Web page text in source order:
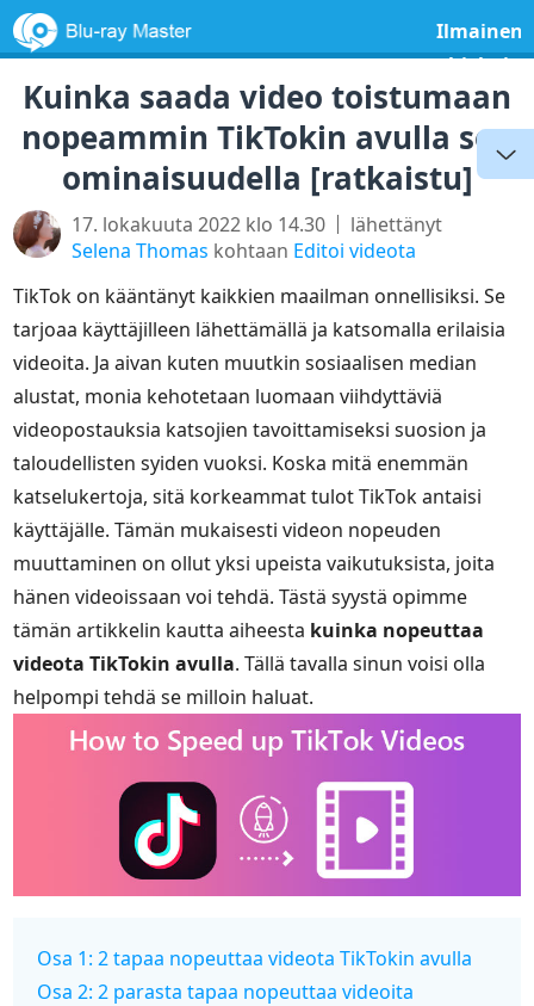
Ilmainen
Kuinka saada video toistumaan
nopeammin TikTokin avulla sen
ominaisuudella [ratkaistu]
17. lokakuuta 2022 klo 14.30
lähettänyt
Selena Thomas kohtaan Editoi videota
TikTok on kääntänyt kaikkien maailman onnellisiksi. Se
tarjoaa käyttäjilleen lähettämällä ja katsomalla erilaisia
videoita. Ja aivan kuten muutkin sosiaalisen median
alustat, monia kehotetaan luomaan viihdyttäviä
videopostauksia katsojien tavoittamiseksi suosion ja
taloudellisten syiden vuoksi. Koska mitä enemmän
katselukertoja, sitä korkeammat tulot TikTok antaisi
käyttäjälle. Tämän mukaisesti videon nopeuden
muuttaminen on ollut yksi upeista vaikutuksista, joita
hänen videoissaan voi tehdä. Tästä syystä opimme
tämän artikkelin kautta aiheesta kuinka nopeuttaa
videota TikTokin avulla. Tällä tavalla sinun voisi olla
helpompi tehdä se milloin haluat.
Osa 1: 2 tapaa nopeuttaa videota TikTokin avulla
Osa 2: 2 parasta tapaa nopeuttaa videoita